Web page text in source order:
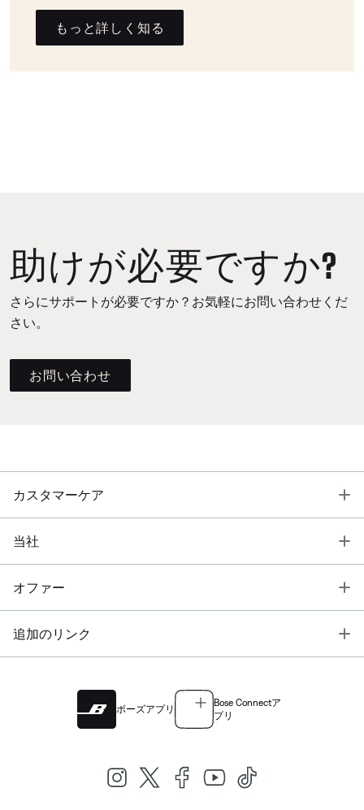
もっと詳しく知る
助けが必要ですか?
さらにサポートが必要ですか？お気軽にお問い合わせくだ
さい。
お問い合わせ
カスタマーケア
当社
オファー
追加のリンク
ボーズアプリ
Bose Connectア
プリ